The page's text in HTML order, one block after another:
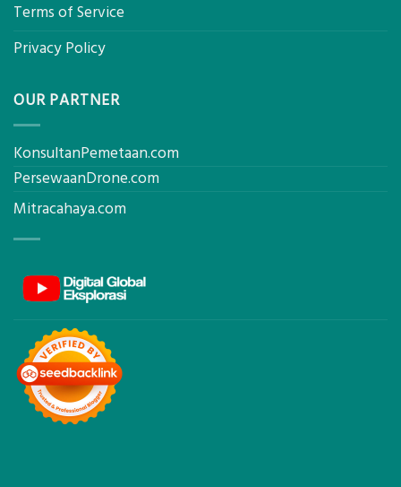
Terms of Service
Privacy Policy
OUR PARTNER
KonsultanPemetaan.com
PersewaanDrone.com
Mitracahaya.com